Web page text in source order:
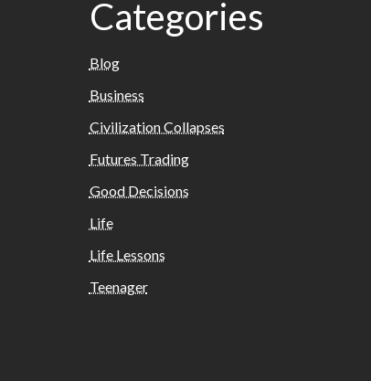
Categories
Blog
Business
Civilization Collapses
Futures Trading
Good Decisions
Life
Life Lessons
Teenager